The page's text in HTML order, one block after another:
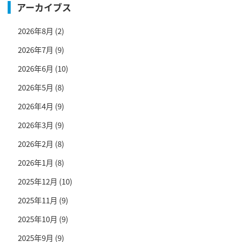
アーカイブス
2026年8月 (2)
2026年7月 (9)
2026年6月 (10)
2026年5月 (8)
2026年4月 (9)
2026年3月 (9)
2026年2月 (8)
2026年1月 (8)
2025年12月 (10)
2025年11月 (9)
2025年10月 (9)
2025年9月 (9)